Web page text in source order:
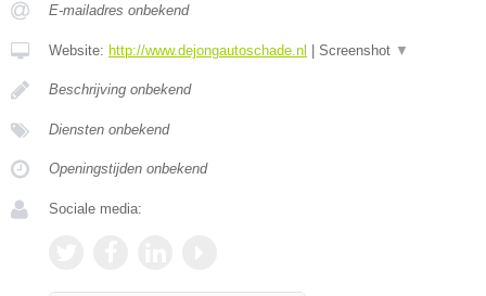
E-mailadres onbekend
Website: http://www.dejongautoschade.nl | Screenshot ▼
Beschrijving onbekend
Diensten onbekend
Openingstijden onbekend
Sociale media: